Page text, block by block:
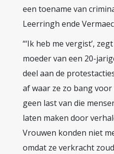
een toename van
Leerringh ende
“‘Ik heb me vergist’,
moeder van een 20-
deel aan de
af waar ze zo bang voor
geen last van die
laten maken door
Vrouwen konden niet
omdat ze verkracht